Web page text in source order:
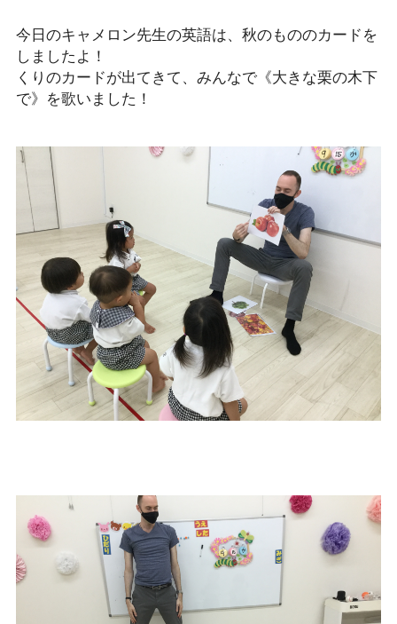
今日のキャメロン先生の英語は、秋のもののカードを
しましたよ！
くりのカードが出てきて、みんなで《大きな栗の木下
で》を歌いました！